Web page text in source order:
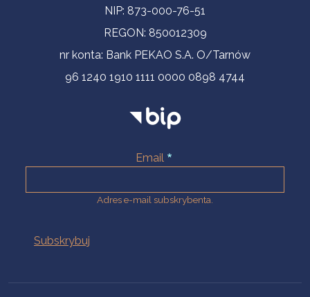
NIP: 873-000-76-51
REGON: 850012309
nr konta: Bank PEKAO S.A. O/Tarnów
96 1240 1910 1111 0000 0898 4744
Email
Adres e-mail subskrybenta.